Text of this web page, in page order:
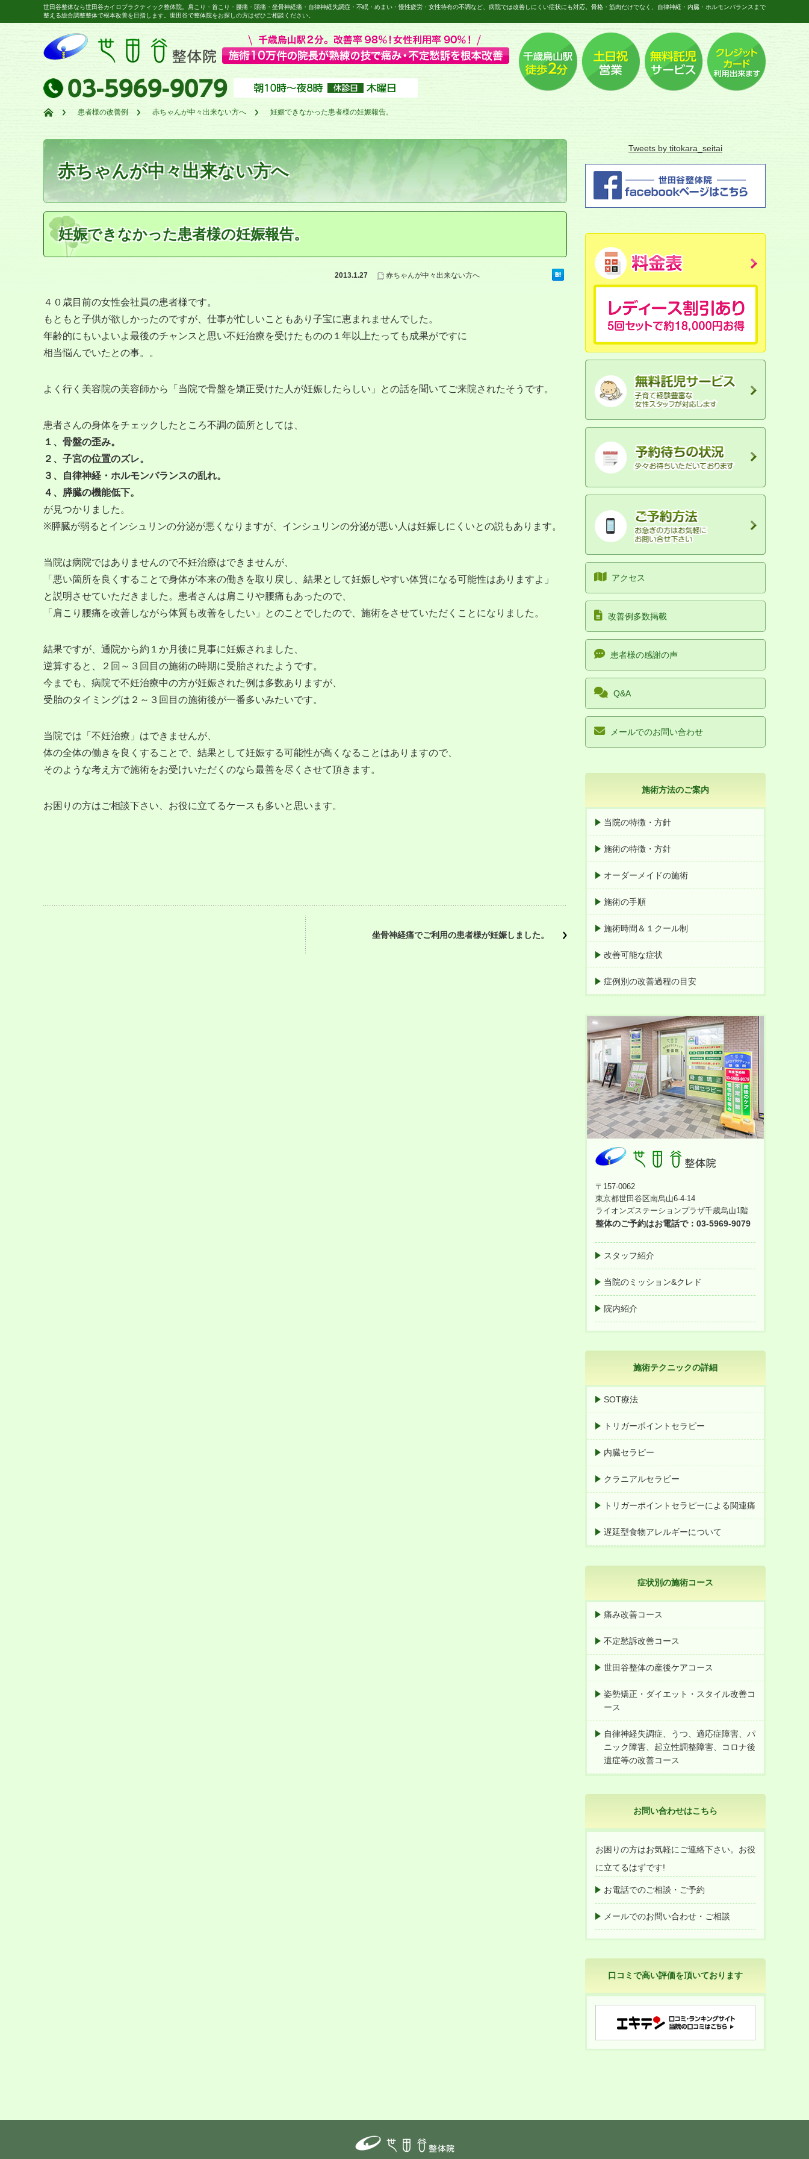
世田谷整体なら世田谷カイロプラクティック整体院。肩こり・首こり・腰痛・頭痛・坐骨神経痛・自律神経失調症・不眠・めまい・慢性疲労・女性特有の不調など、病院では改善しにくい症状にも対応。骨格・筋肉だけでなく、自律神経・内臓・ホルモンバランスまで
整える総合調整整体で根本改善を目指します。世田谷で整体院をお探しの方はぜひご相談ください。
患者様の改善例 赤ちゃんが中々出来ない方へ 妊娠できなかった患者様の妊娠報告。
赤ちゃんが中々出来ない方へ
妊娠できなかった患者様の妊娠報告。
2013.1.27 赤ちゃんが中々出来ない方へ
４０歳目前の女性会社員の患者様です。
もともと子供が欲しかったのですが、仕事が忙しいこともあり子宝に恵まれませんでした。
年齢的にもいよいよ最後のチャンスと思い不妊治療を受けたものの１年以上たっても成果がですに
相当悩んでいたとの事。。
よく行く美容院の美容師から「当院で骨盤を矯正受けた人が妊娠したらしい」との話を聞いてご来院されたそうです。
患者さんの身体をチェックしたところ不調の箇所としては、
１、骨盤の歪み。
２、子宮の位置のズレ。
３、自律神経・ホルモンバランスの乱れ。
４、膵臓の機能低下。
が見つかりました。
※膵臓が弱るとインシュリンの分泌が悪くなりますが、インシュリンの分泌が悪い人は妊娠しにくいとの説もあります。
当院は病院ではありませんので不妊治療はできませんが、
「悪い箇所を良くすることで身体が本来の働きを取り戻し、結果として妊娠しやすい体質になる可能性はありますよ」
と説明させていただきました。患者さんは肩こりや腰痛もあったので、
「肩こり腰痛を改善しながら体質も改善をしたい」とのことでしたので、施術をさせていただくことになりました。
結果ですが、通院から約１か月後に見事に妊娠されました、
逆算すると、２回～３回目の施術の時期に受胎されたようです。
今までも、病院で不妊治療中の方が妊娠された例は多数ありますが、
受胎のタイミングは２～３回目の施術後が一番多いみたいです。
当院では「不妊治療」はできませんが、
体の全体の働きを良くすることで、結果として妊娠する可能性が高くなることはありますので、
そのような考え方で施術をお受けいただくのなら最善を尽くさせて頂きます。
お困りの方はご相談下さい、お役に立てるケースも多いと思います。
坐骨神経痛でご利用の患者様が妊娠しました。
Tweets by titokara_seitai
アクセス
改善例多数掲載
患者様の感謝の声
Q&A
メールでのお問い合わせ
施術方法のご案内
当院の特徴・方針
施術の特徴・方針
オーダーメイドの施術
施術の手順
施術時間＆１クール制
改善可能な症状
症例別の改善過程の目安
〒157-0062
東京都世田谷区南烏山6-4-14
ライオンズステーションプラザ千歳烏山1階
整体のご予約はお電話で：03-5969-9079
スタッフ紹介
当院のミッション&クレド
院内紹介
施術テクニックの詳細
SOT療法
トリガーポイントセラピー
内臓セラピー
クラニアルセラピー
トリガーポイントセラピーによる関連痛
遅延型食物アレルギーについて
症状別の施術コース
痛み改善コース
不定愁訴改善コース
世田谷整体の産後ケアコース
姿勢矯正・ダイエット・スタイル改善コ
ース
自律神経失調症、うつ、適応症障害、パ
ニック障害、起立性調整障害、コロナ後
遺症等の改善コース
お問い合わせはこちら
お困りの方はお気軽にご連絡下さい。お役
に立てるはずです!
お電話でのご相談・ご予約
メールでのお問い合わせ・ご相談
口コミで高い評価を頂いております